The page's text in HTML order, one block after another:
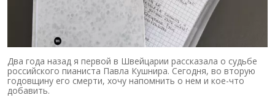
Два года назад я первой в Швейцарии рассказала о судьбе
российского пианиста Павла Кушнира. Сегодня, во вторую
годовщину его смерти, хочу напомнить о нем и кое-что
добавить.